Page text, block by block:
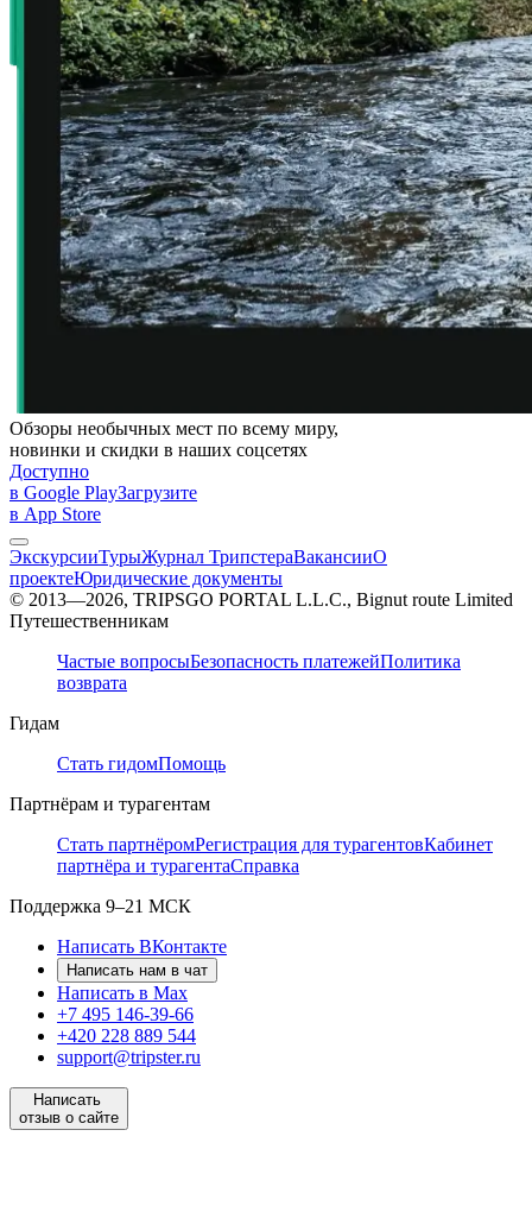
Обзоры необычных мест по всему миру,
новинки и скидки в наших соцсетях
Доступно
в Google PlayЗагрузите
в App Store
ЭкскурсииТурыЖурнал ТрипстераВакансииО
проектеЮридические документы
© 2013—2026, TRIPSGO PORTAL L.L.C., Bignut route Limited
Путешественникам
Частые вопросыБезопасность платежейПолитика
возврата
Гидам
Стать гидомПомощь
Партнёрам и турагентам
Стать партнёромРегистрация для турагентовКабинет
партнёра и турагентаСправка
Поддержка 9–21 МСК
Написать ВКонтакте
Написать нам в чат
Написать в Max
+7 495 146-39-66
+420 228 889 544
support@tripster.ru
Написать
отзыв о сайте